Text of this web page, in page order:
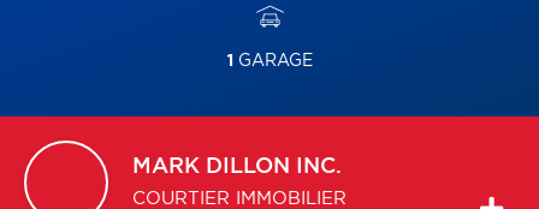
1 GARAGE
MARK DILLON INC.
COURTIER IMMOBILIER